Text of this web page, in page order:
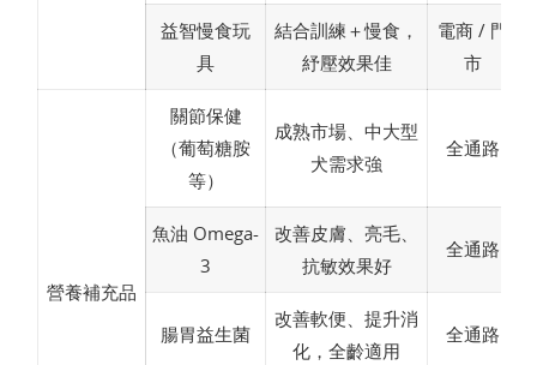
益智慢食玩
具
結合訓練＋慢食，
紓壓效果佳
電商 / 門
市
營養補充品
關節保健
（葡萄糖胺
等）
成熟市場、中大型
犬需求強
全通路
魚油 Omega-
3
改善皮膚、亮毛、
抗敏效果好
全通路
腸胃益生菌
改善軟便、提升消
化，全齡適用
全通路